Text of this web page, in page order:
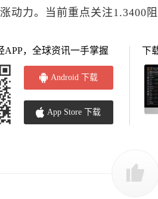
动力。当前重点关注1.3400
APP，全球资讯一手掌握
Android 下载
App Store 下载
下